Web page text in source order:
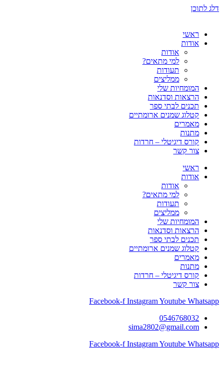
דלג לתוכן
ראשי
אודות
אודות
למי מתאים?
תעודות
ממליצים
המומחיות שלי
הרצאות וסדנאות
תכנים לבתי ספר
קטלוג שמנים ארומתיים
מאמרים
מתנות
קורס דיגיטלי – חרדות
צור קשר
ראשי
אודות
אודות
למי מתאים?
תעודות
ממליצים
המומחיות שלי
הרצאות וסדנאות
תכנים לבתי ספר
קטלוג שמנים ארומתיים
מאמרים
מתנות
קורס דיגיטלי – חרדות
צור קשר
Facebook-f InstagramYoutube Whatsapp
0546768032
sima2802@gmail.com
Facebook-f InstagramYoutube Whatsapp